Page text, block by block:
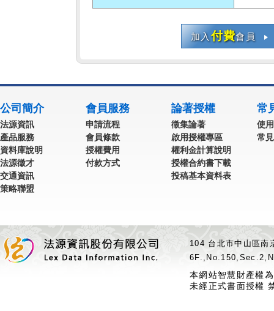
加入付費會員
公司簡介
法源資訊
產品服務
資料庫說明
法源徵才
交通資訊
策略聯盟
會員服務
申請流程
會員條款
授權費用
付款方式
論著授權
徵集論著
啟用授權專區
權利金計算說明
授權合約書下載
投稿基本資料表
常
使
常
104 台北市中山區
本網站智慧財產權
未經正式書面授權